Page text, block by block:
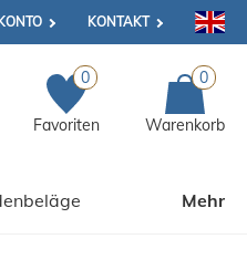
KONTAKT
0
Favoriten
0
Warenkorb
Mehr